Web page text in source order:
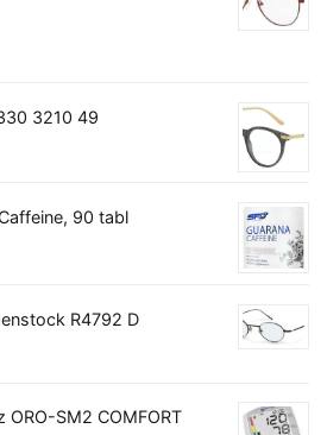
3210 49
90 tabl
R4792 D
SM2 COMFORT